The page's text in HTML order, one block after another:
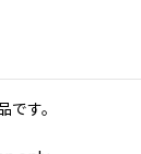
です。